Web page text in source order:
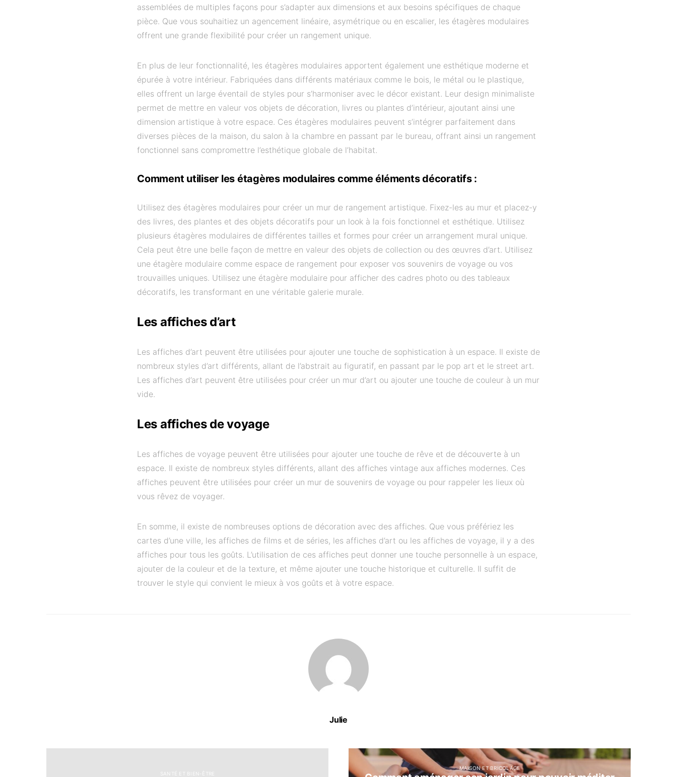
assemblées de multiples façons pour s’adapter aux dimensions et aux besoins spécifiques de chaque
pièce. Que vous souhaitiez un agencement linéaire, asymétrique ou en escalier, les étagères modulaires
offrent une grande flexibilité pour créer un rangement unique.
En plus de leur fonctionnalité, les étagères modulaires apportent également une esthétique moderne et
épurée à votre intérieur. Fabriquées dans différents matériaux comme le bois, le métal ou le plastique,
elles offrent un large éventail de styles pour s’harmoniser avec le décor existant. Leur design minimaliste
permet de mettre en valeur vos objets de décoration, livres ou plantes d’intérieur, ajoutant ainsi une
dimension artistique à votre espace. Ces étagères modulaires peuvent s’intégrer parfaitement dans
diverses pièces de la maison, du salon à la chambre en passant par le bureau, offrant ainsi un rangement
fonctionnel sans compromettre l’esthétique globale de l’habitat.
Comment utiliser les étagères modulaires comme éléments décoratifs :
Utilisez des étagères modulaires pour créer un mur de rangement artistique. Fixez-les au mur et placez-y
des livres, des plantes et des objets décoratifs pour un look à la fois fonctionnel et esthétique. Utilisez
plusieurs étagères modulaires de différentes tailles et formes pour créer un arrangement mural unique.
Cela peut être une belle façon de mettre en valeur des objets de collection ou des œuvres d’art. Utilisez
une étagère modulaire comme espace de rangement pour exposer vos souvenirs de voyage ou vos
trouvailles uniques. Utilisez une étagère modulaire pour afficher des cadres photo ou des tableaux
décoratifs, les transformant en une véritable galerie murale.
Les affiches d’art
Les affiches d’art peuvent être utilisées pour ajouter une touche de sophistication à un espace. Il existe de
nombreux styles d’art différents, allant de l’abstrait au figuratif, en passant par le pop art et le street art.
Les affiches d’art peuvent être utilisées pour créer un mur d’art ou ajouter une touche de couleur à un mur
vide.
Les affiches de voyage
Les affiches de voyage peuvent être utilisées pour ajouter une touche de rêve et de découverte à un
espace. Il existe de nombreux styles différents, allant des affiches vintage aux affiches modernes. Ces
affiches peuvent être utilisées pour créer un mur de souvenirs de voyage ou pour rappeler les lieux où
vous rêvez de voyager.
En somme, il existe de nombreuses options de décoration avec des affiches. Que vous préfériez les
cartes d’une ville, les affiches de films et de séries, les affiches d’art ou les affiches de voyage, il y a des
affiches pour tous les goûts. L’utilisation de ces affiches peut donner une touche personnelle à un espace,
ajouter de la couleur et de la texture, et même ajouter une touche historique et culturelle. Il suffit de
trouver le style qui convient le mieux à vos goûts et à votre espace.
Julie
SANTÉ ET BIEN-ÊTRE
MAISON ET BRICOLAGE